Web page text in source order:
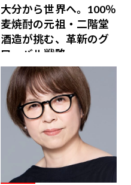
大分から世界へ。100％
麦焼酎の元祖・二階堂
酒造が挑む、革新のグ
ローバル戦略